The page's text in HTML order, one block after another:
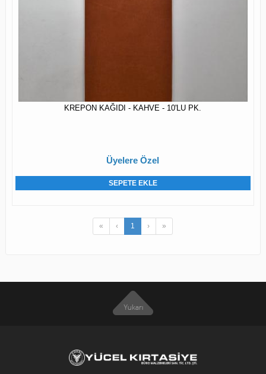
KREPON KAĞIDI - KAHVE - 10'LU PK.
Üyelere Özel
SEPETE EKLE
« ‹ 1 › »